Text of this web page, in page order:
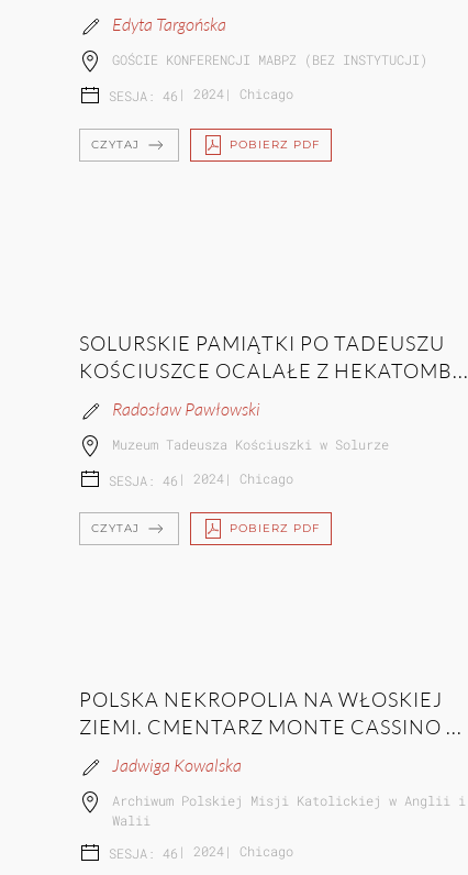
Edyta Targońska
GOŚCIE KONFERENCJI MABPZ (BEZ INSTYTUCJI)
SESJA: 46 | 2024| Chicago
CZYTAJ POBIERZ PDF
SOLURSKIE PAMIĄTKI PO TADEUSZU
KOŚCIUSZCE OCALAŁE Z HEKATOMB...
Radosław Pawłowski
Muzeum Tadeusza Kościuszki w Solurze
SESJA: 46 | 2024| Chicago
CZYTAJ POBIERZ PDF
POLSKA NEKROPOLIA NA WŁOSKIEJ
ZIEMI. CMENTARZ MONTE CASSINO ...
Jadwiga Kowalska
Archiwum Polskiej Misji Katolickiej w Anglii i
Walii
SESJA: 46 | 2024| Chicago